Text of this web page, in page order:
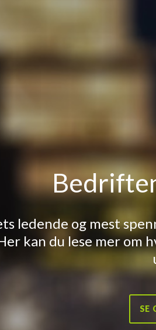
ledende og mest
kan du lese mer om
SE